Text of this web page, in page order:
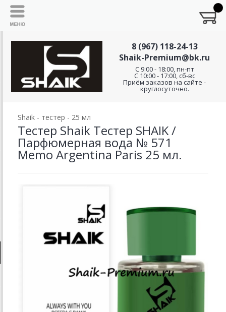
8 (967) 118-24-13
Shaik-Premium@bk.ru
C 9:00 - 18:00, пн-пт
С 10:00 - 17:00, сб-вс
Приём заказов на сайте -
круглосуточно.
Shaik - тестер - 25 мл
Тестер Shaik Тестер SHAIK /
Парфюмерная вода № 571
Memo Argentina Paris 25 мл.